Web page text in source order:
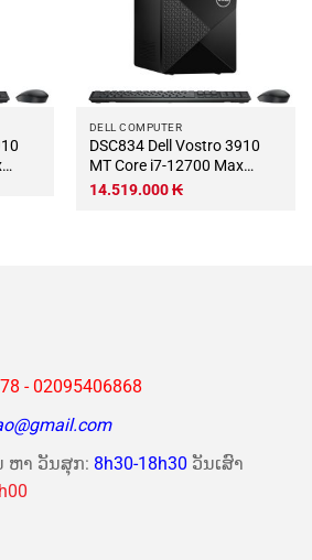
DELL COMPUTER
DSC834 Dell Vostro 3910
MT Core i7-12700 Max
Turbo 4.9Ghz RAM DDR4
14.519.000₭
- 02095406868
ຫາ ວັນສຸກ: 8h30-18h30 ວັນເສົາ